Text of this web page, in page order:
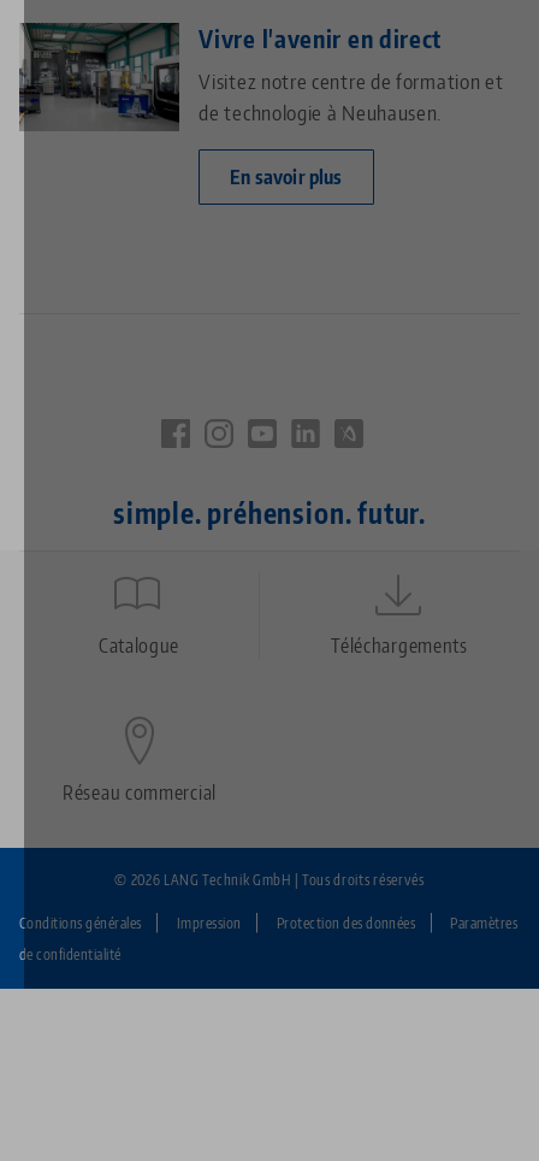
Vivre l'avenir en direct
Visitez notre centre de formation et
de technologie à Neuhausen.
En savoir plus
simple. préhension. futur.
Quicklinks
FooterCatalogue Téléchargements
Réseau commercial
Fußzeile:
LANG
Conditions générales Impression Protection des données
Paramètres
de confidentialité
© 2026 LANG Technik GmbH | Tous droits réservés